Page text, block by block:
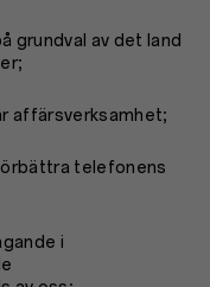
grundval av det land
affärsverksamhet;
telefonens
i